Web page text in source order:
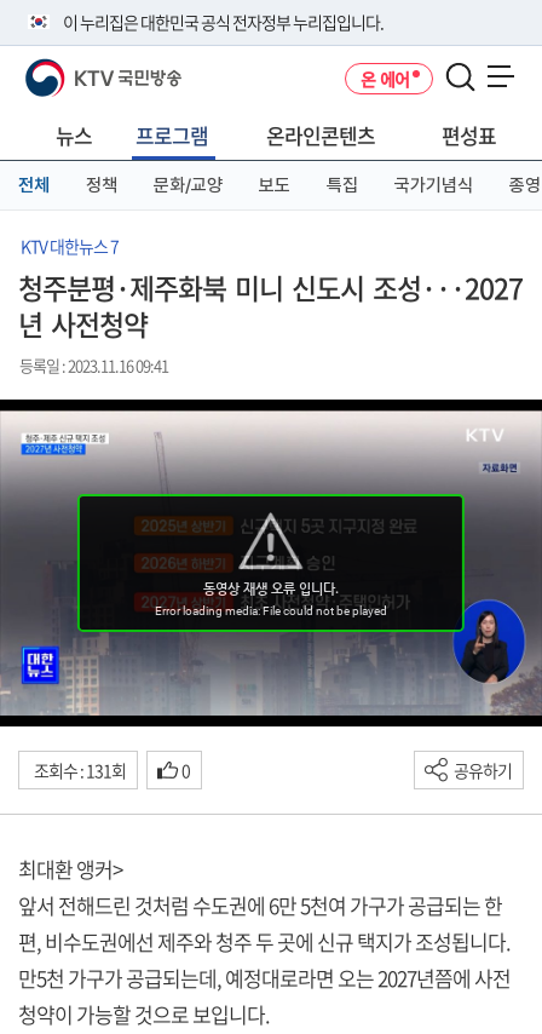
이 누리집은 대한민국 공식 전자정부 누리집입니다.
공식 누리집 주소 확인하기
니다.
이밖에 or.kr 또는 .kr등 다른 도메인 주소를 사용하고 있다면 아래 URL에
서 도메인 주소를 확인해 보세요
KTV 국민방송 온 에어
뉴스 프로그램 온라인콘텐츠 편성표
전체 정책 문화/교양 보도 특집 국가기념식 종영
KTV 대한뉴스 7
청주분평·제주화북 미니 신도시 조성···2027
년 사전청약
등록일 : 2023.11.16 09:41
조회수 : 131회 0 공유하기
최대환 앵커>
앞서 전해드린 것처럼 수도권에 6만 5천여 가구가 공급되는 한
편, 비수도권에선 제주와 청주 두 곳에 신규 택지가 조성됩니다.
만5천 가구가 공급되는데, 예정대로라면 오는 2027년쯤에 사전
청약이 가능할 것으로 보입니다.